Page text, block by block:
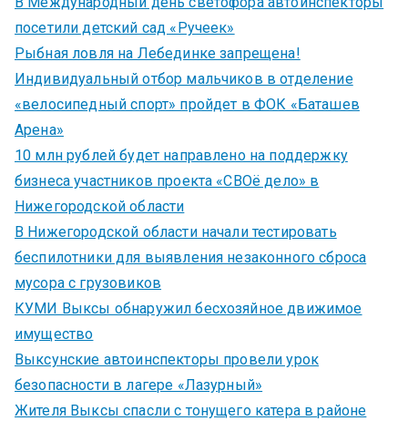
посетили детский сад «Ручеек»
Рыбная ловля на Лебединке запрещена!
Индивидуальный отбор мальчиков в отделение
«велосипедный спорт» пройдет в ФОК «Баташев
Арена»
10 млн рублей будет направлено на поддержку
бизнеса участников проекта «СВОё дело» в
Нижегородской области
В Нижегородской области начали тестировать
беспилотники для выявления незаконного сброса
мусора с грузовиков
КУМИ Выксы обнаружил бесхозяйное движимое
имущество
Выксунские автоинспекторы провели урок
безопасности в лагере «Лазурный»
Жителя Выксы спасли с тонущего катера в районе